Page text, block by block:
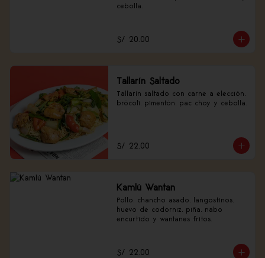
cebolla.
S/ 20.00
Tallarín Saltado
Tallarín saltado con carne a elección,
brócoli, pimentón, pac choy y cebolla.
S/ 22.00
Kamlú Wantan
Pollo, chancho asado, langostinos,
huevo de codorniz, piña, nabo
encurtido y wantanes fritos.
S/ 22.00